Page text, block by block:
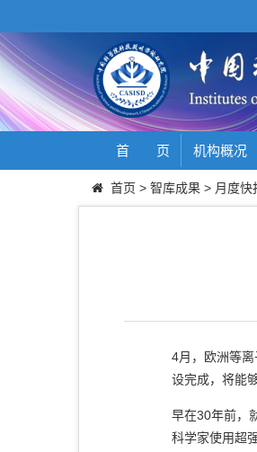
首 页 机构概况
首页 > 智库成果 > 月度快
4月，欧洲等
设完成，将能
早在30年前，
科学家使用超